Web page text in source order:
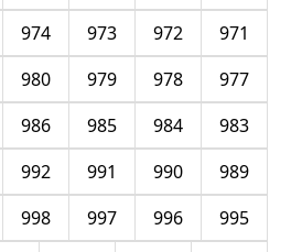
971
972
973
974
977
978
979
980
983
984
985
986
989
990
991
992
995
996
997
998